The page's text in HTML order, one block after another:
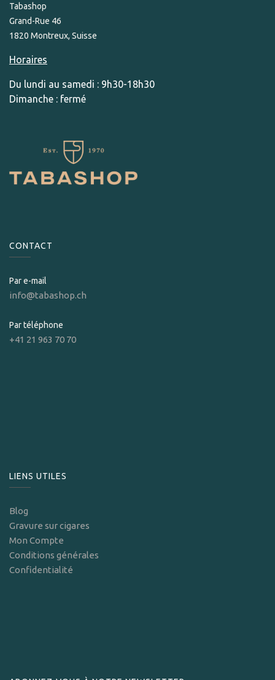
Tabashop
Grand-Rue 46
1820 Montreux, Suisse
Horaires
Du lundi au samedi : 9h30-18h30
Dimanche : fermé
CONTACT
Par e-mail
info@tabashop.ch
Par téléphone
+41 21 963 70 70
LIENS UTILES
Blog
Gravure sur cigares
Mon Compte
Conditions générales
Confidentialité